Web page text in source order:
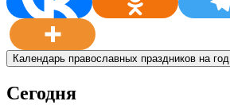
Календарь православных праздников на год
Сегодня